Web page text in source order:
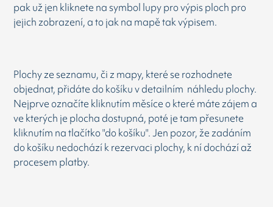
pak už jen kliknete na symbol lupy pro výpis ploch pro
jejich zobrazení, a to jak na mapě tak výpisem.
Plochy ze seznamu, či z mapy, které se rozhodnete
objednat, přidáte do košíku v detailním náhledu plochy.
Nejprve označíte kliknutím měsíce o které máte zájem a
ve kterých je plocha dostupná, poté je tam přesunete
kliknutím na tlačítko "do košíku". Jen pozor, že zadáním
do košíku nedochází k rezervaci plochy, k ní dochází až
procesem platby.